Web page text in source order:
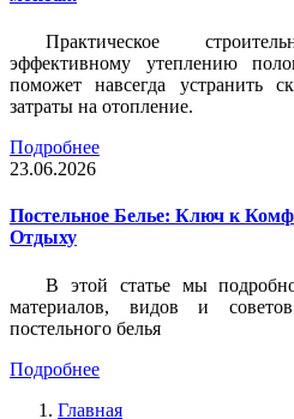
Практическое
эффективному утеплению
поможет навсегда устранить
затраты на отопление.
Подробнее
23.06.2026
Постельное Белье: Ключ к
Отдыху
В этой статье мы
материалов, видов и
постельного белья
Подробнее
Главная